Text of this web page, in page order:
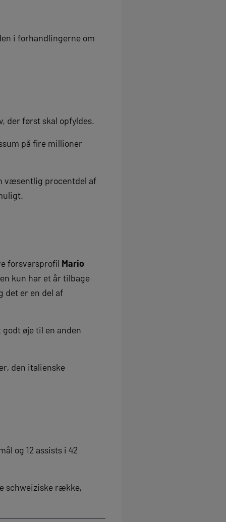
i forhandlingerne om
der først skal opfyldes.
på fire millioner
væsentlig procentdel af
forsvarsprofil Mario
kun har et år tilbage
det er en del af
godt øje til en anden
den italienske
og 12 assists i 42
schweiziske række,